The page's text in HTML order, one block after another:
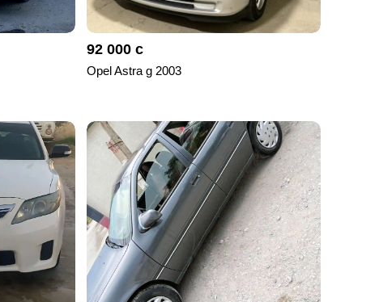
92 000 с
Opel Astra g 2003